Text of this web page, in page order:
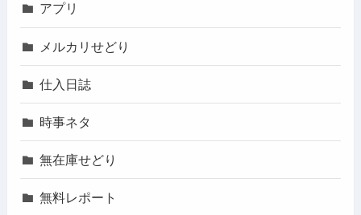
アプリ
メルカリせどり
仕入日誌
時事ネタ
無在庫せどり
無料レポート